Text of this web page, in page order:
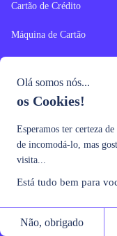
Cartão de Crédito
Máquina de Cartão
Empréstimo com
Garantia
Nossas
Calculadoras
Olá somos nós...
os Cookies!
Esperamos ter certeza
de incomodá-lo, mas
visita...
Está tudo bem para
Não, obrigado